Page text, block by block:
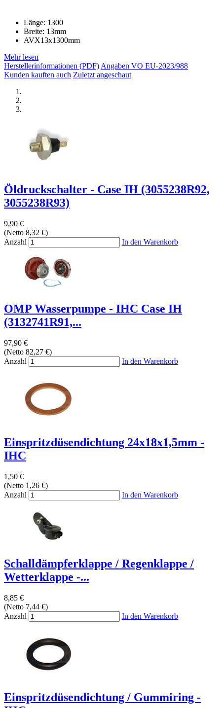
Länge: 1300
Breite: 13mm
AVX13x1300mm
Mehr lesen
Herstellerinformationen (PDF)Angaben VO EU-2023/988
Kunden kauften auch Zuletzt angeschaut
Öldruckschalter - Case IH (3055238R92,
3055238R93)
9,90 €
(Netto 8,32 €)
Anzahl
In den Warenkorb
OMP Wasserpumpe - IHC Case IH
(3132741R91,...
97,90 €
(Netto 82,27 €)
Anzahl
In den Warenkorb
Einspritzdüsendichtung 24x18x1,5mm -
IHC
1,50 €
(Netto 1,26 €)
Anzahl
In den Warenkorb
Schalldämpferklappe / Regenklappe /
Wetterklappe -...
8,85 €
(Netto 7,44 €)
Anzahl
In den Warenkorb
Einspritzdüsendichtung / Gummiring -